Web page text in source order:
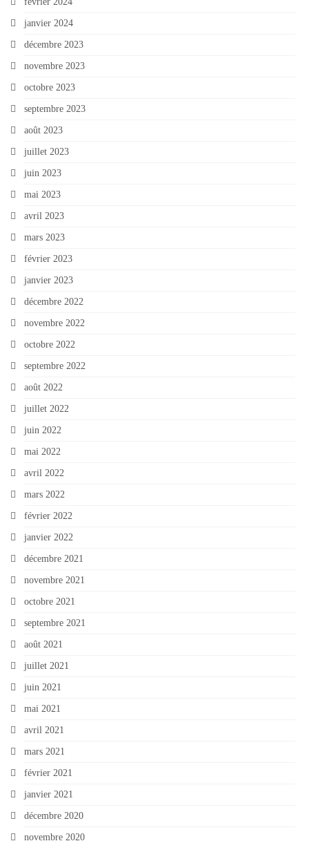
janvier 2024
décembre 2023
novembre 2023
octobre 2023
septembre 2023
août 2023
juillet 2023
juin 2023
mai 2023
avril 2023
mars 2023
février 2023
janvier 2023
décembre 2022
novembre 2022
octobre 2022
septembre 2022
août 2022
juillet 2022
juin 2022
mai 2022
avril 2022
mars 2022
février 2022
janvier 2022
décembre 2021
novembre 2021
octobre 2021
septembre 2021
août 2021
juillet 2021
juin 2021
mai 2021
avril 2021
mars 2021
février 2021
janvier 2021
décembre 2020
novembre 2020